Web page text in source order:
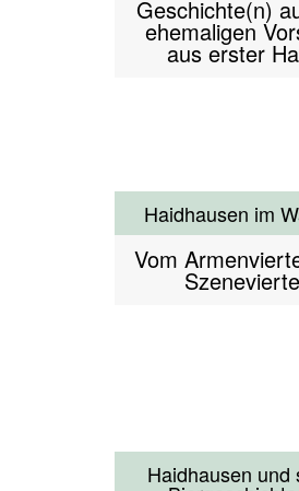
Haidhausen
Eine
den
in München
Himmlers Kinder
Lebensborn in